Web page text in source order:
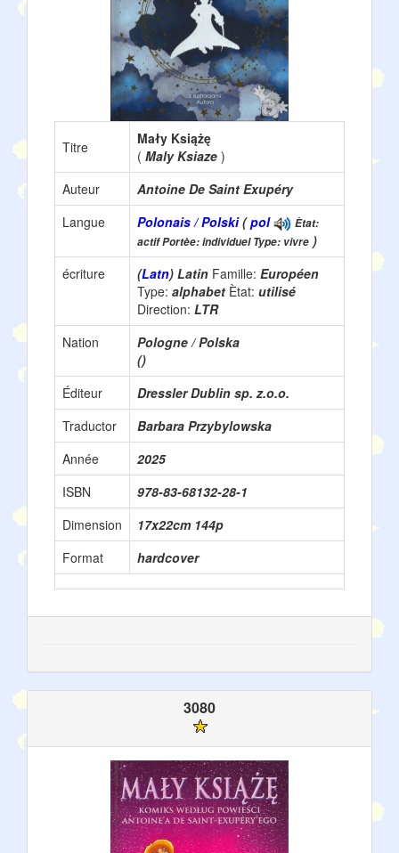
Titre
Mały Książę
( Maly Ksiaze )
Auteur
Antoine De Saint Exupéry
Langue
Polonais / Polski(pol
Ètat:
actif Portèe: individuel Type: vivre )
écriture
(Latn) Latin Famille: Européen
Type: alphabet Ètat: utilisé
Direction: LTR
Nation
Pologne / Polska
()
Éditeur
Dressler Dublin sp. z.o.o.
Traductor
Barbara Przybylowska
Année
2025
ISBN
978-83-68132-28-1
Dimension
17x22cm 144p
Format
hardcover
3080